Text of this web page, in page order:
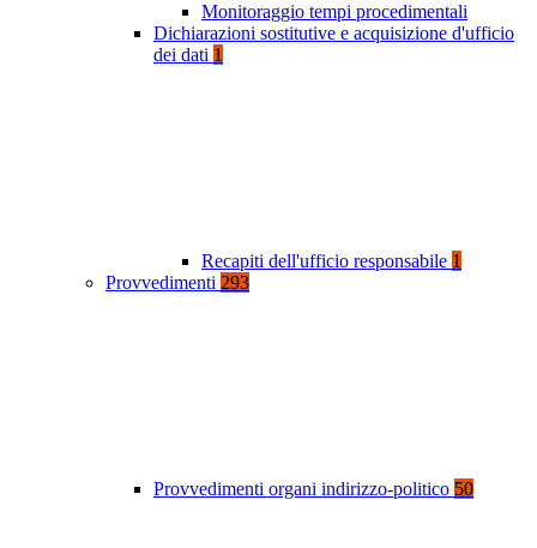
Monitoraggio tempi procedimentali
Dichiarazioni sostitutive e acquisizione d'ufficio
dei dati 1
Recapiti dell'ufficio responsabile 1
Provvedimenti 293
Provvedimenti organi indirizzo-politico 50